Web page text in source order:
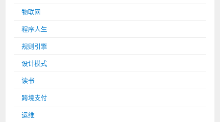
物联网
程序人生
规则引擎
设计模式
读书
跨境支付
运维